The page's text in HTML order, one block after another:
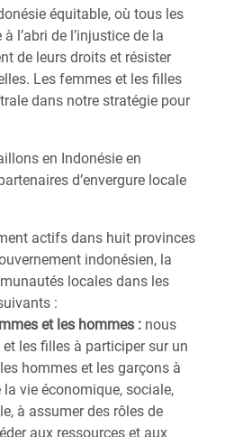
équitable, où tous les
l’abri de l’injustice de la
de leurs droits et résister
Les femmes et les filles
dans notre stratégie pour
en Indonésie en
d’envergure locale
actifs dans huit provinces
indonésien, la
locales dans les
:
et les hommes : nous
les filles à participer sur un
hommes et les garçons à
vie économique, sociale,
à assumer des rôles de
aux ressources et aux